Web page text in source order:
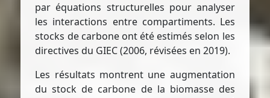
par équations structurelles pour analyser
les interactions entre compartiments. Les
stocks de carbone ont été estimés selon les
directives du GIEC (2006, révisées en 2019).
Les résultats montrent une augmentation
du stock de carbone de la biomasse des